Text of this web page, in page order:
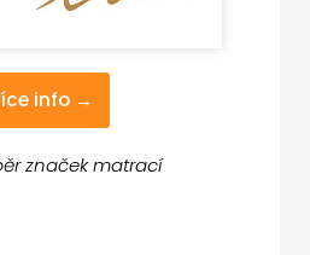
info →
značek matrací